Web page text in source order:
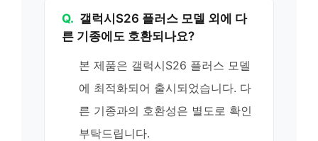
Q. 갤럭시S26 플러스 모델 외에 다
른 기종에도 호환되나요?
본 제품은 갤럭시S26 플러스 모델
에 최적화되어 출시되었습니다. 다
른 기종과의 호환성은 별도로 확인
부탁드립니다.